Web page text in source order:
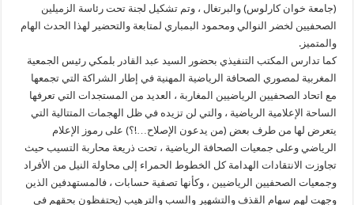
(جامعة خوان كارلوس) والبرتغال ، وتم تشكيل لجنة تحت رئاسة الزميلين
الصحفيين لخضر النوالي ومحمود البمباري لمتابعة والتحضير لهذا الحدث الهام
والمتميز.
كما تدارس المكتب التنفيذي بحضور السيد عبد القادر بلمكي رئيس الجمعية
المغربية لمصوري الصحافة الرياضية المهنية في إطار الشراكة التي تجمعها
مع اتحاد الصحفيين الرياضيين المغاربة ، العديد من المستجدات التي تعرفها
الساحة الإعلامية الرياضية ، والتي لن تزيده في ظل الهجمات المتتالية التي
يتعرض لها من طرف بعض (من يدعون الإصلاح…!؟) على رموز الإعلام
الرياضي وعلى جمعيات الصحافة الرياضية ، تحت ذريعة محاربة التسيب حيث
تجاوزت الانتقادات الهدامة كل الخطوط الحمراء إلى محاولة النيل من الأفراد
وجمعيات الصحفيين الرياضيين ، وكأنها تصفية حسابات ، فالمستهدفين الذين
وجهت لهم سهام القذف والتشهير والسب والترهيب (يحتفظون بحقهم في